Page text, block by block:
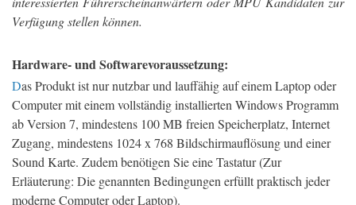
Verfügung stellen können.
Hardware- und Softwarevoraussetzung:
Das Produkt ist nur nutzbar und lauffähig auf einem Laptop oder
Computer mit einem vollständig installierten Windows Programm
ab Version 7, mindestens 100 MB freien Speicherplatz, Internet
Zugang, mindestens 1024 x 768 Bildschirmauflösung und einer
Sound Karte. Zudem benötigen Sie eine Tastatur (Zur
Erläuterung: Die genannten Bedingungen erfüllt praktisch jeder
moderne Computer oder Laptop).